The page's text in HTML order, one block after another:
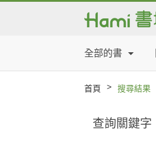
全部的書
首頁 > 搜尋結果
查詢關鍵字